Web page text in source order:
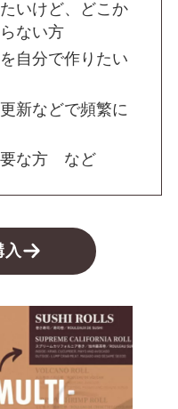
いけど、どこか
ない方
自分で作りたい
新などで頻繁に
要な方 など
入